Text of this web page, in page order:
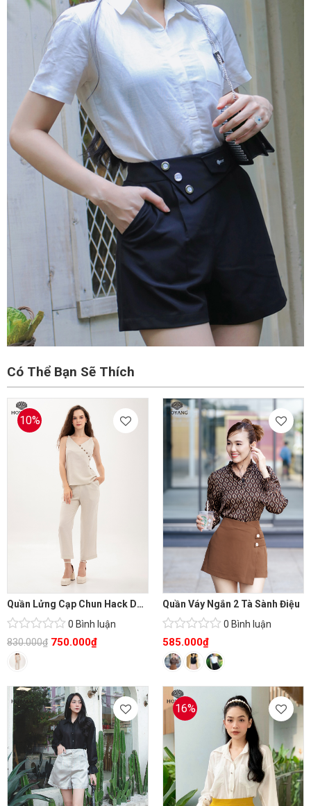
Có Thể Bạn Sẽ Thích
10%
Quần Lửng Cạp Chun Hack Dáng
0 Bình luận
830.000₫ 750.000₫
Quần Váy Ngắn 2 Tà Sành Điệu
0 Bình luận
585.000₫
16%